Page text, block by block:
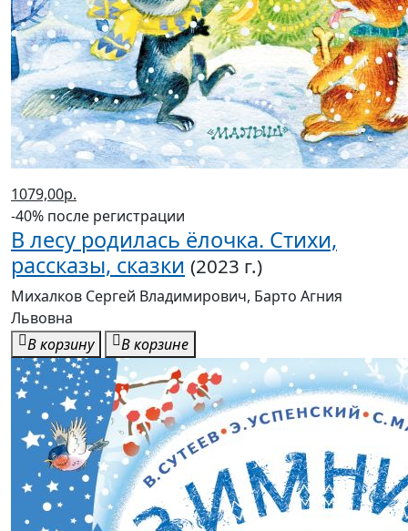
1079,00р.
-40% после регистрации
В лесу родилась ёлочка. Стихи,
рассказы, сказки (2023 г.)
Михалков Сергей Владимирович, Барто Агния
Львовна
В корзину
В корзине